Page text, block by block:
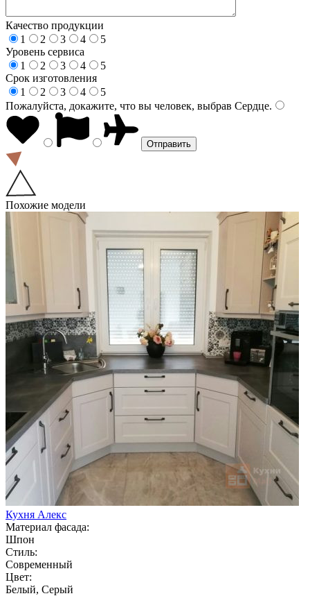
Качество продукции
1
2 3 4
5
Уровень сервиса
1
2 3 4
5
Срок изготовления
1
2 3 4
5
Пожалуйста, докажите, что вы человек, выбрав Сердце.
Похожие модели
Кухня Алекс
Материал фасада:
Шпон
Стиль:
Современный
Цвет:
Белый, Серый